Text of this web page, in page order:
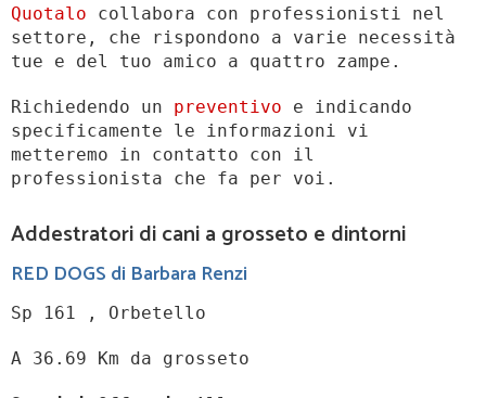
Quotalo collabora con professionisti nel
settore, che rispondono a varie necessità
tue e del tuo amico a quattro zampe.
Richiedendo un preventivo e indicando
specificamente le informazioni vi
metteremo in contatto con il
professionista che fa per voi.
Addestratori di cani a grosseto e dintorni
RED DOGS di Barbara Renzi
Sp 161 , Orbetello
A 36.69 Km da grosseto